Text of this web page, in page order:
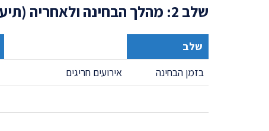
שלב 2: מהלך הבחינה ולאחריה (תיעוד הבחינה והבדיקה)
שלב
בזמן הבחינה
אירועים חריגים